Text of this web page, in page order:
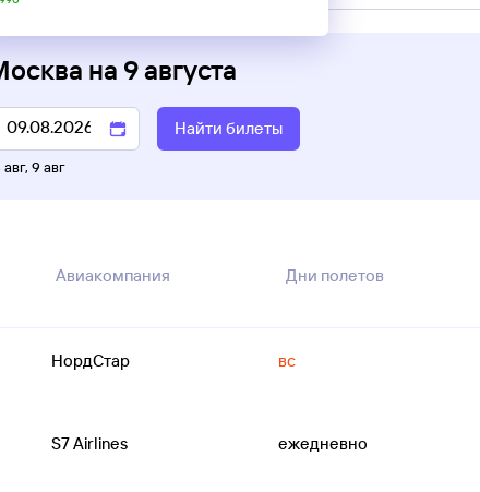
на 9 августа
авг, 9 авг
Найти билеты
Авиакомпания Дни полетов
НордСтар вс
S7 Airlines ежедневно